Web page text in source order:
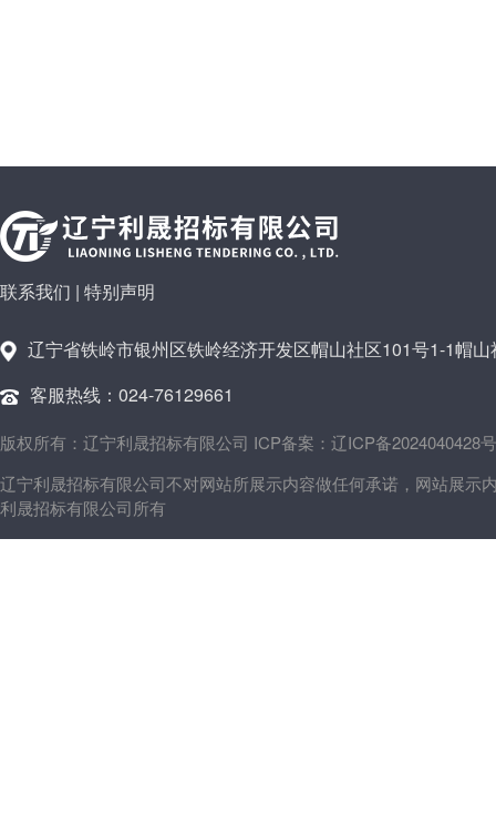
联系我们 | 特别声明
辽宁省铁岭市银州区铁岭经济开发区帽山社区101号1-1帽
客服热线：024-76129661
版权所有：辽宁利晟招标有限公司 ICP备案：辽ICP备2024040428
辽宁利晟招标有限公司不对网站所展示内容做任何承诺，网站展示
利晟招标有限公司所有